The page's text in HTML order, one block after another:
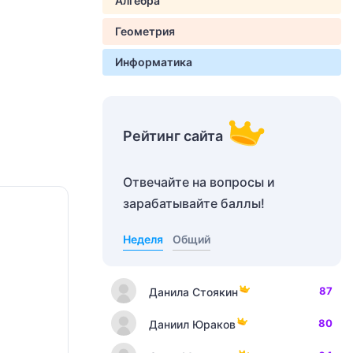
Геометрия
Информатика
Рейтинг сайта
Отвечайте на вопросы и
зарабатывайте баллы!
Неделя Общий
Данила Стоякин 87
Даниил Юраков 80